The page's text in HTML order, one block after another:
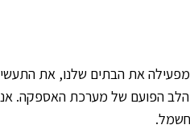
מפעילה את הבתים שלנו, את